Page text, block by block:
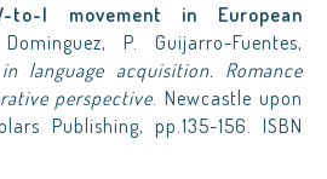
I movement in European
P. Guijarro-Fuentes,
language acquisition. Romance
perspective. Newcastle upon
Publishing, pp.135-156. ISBN